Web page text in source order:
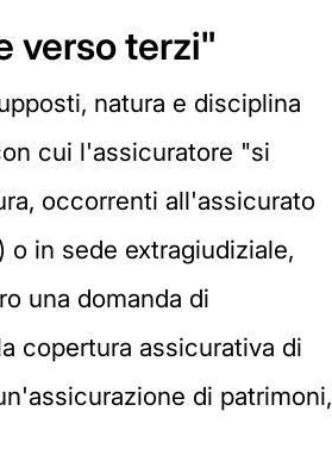
verso terzi"
natura e disciplina
cui l'assicuratore "si
occorrenti all'assicurato
in sede extragiudiziale,
una domanda di
copertura assicurativa di
di patrimoni,